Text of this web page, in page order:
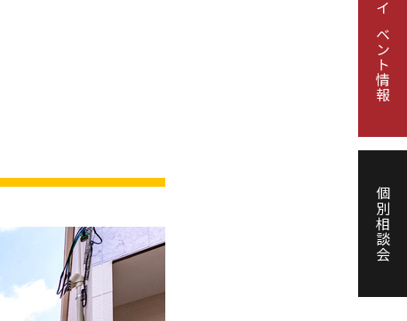
イベント情報
個別相談会